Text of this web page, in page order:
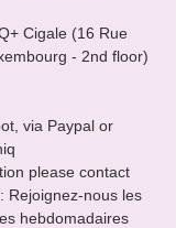
Cigale (16 Rue
- 2nd floor)
via Paypal or
please contact
Rejoignez-nous les
hebdomadaires